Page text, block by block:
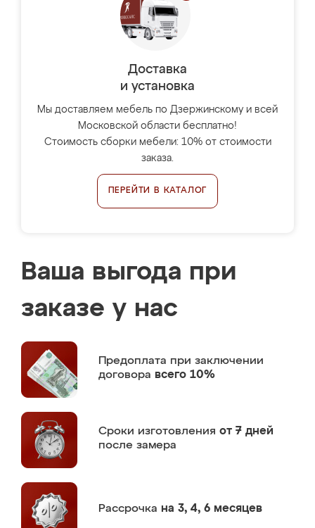
Доставка
и установка
Мы доставляем мебель по Дзержинскому и всей
Московской области бесплатно!
Стоимость сборки мебели: 10% от стоимости
заказа.
ПЕРЕЙТИ В КАТАЛОГ
Ваша выгода при
заказе у нас
Предоплата при заключении
договора всего 10%
Сроки изготовления от 7 дней
после замера
Рассрочка на 3, 4, 6 месяцев